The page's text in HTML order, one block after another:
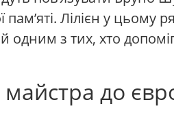
пам’яті. Лілієн у
й одним з тих, хто
майстра до